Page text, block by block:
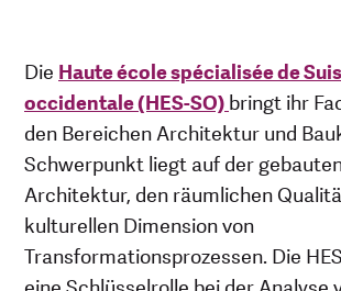
Die Haute école spécialisée de
occidentale (HES-SO) bringt ihr
den Bereichen Architektur und
Schwerpunkt liegt auf der
Architektur, den räumlichen
kulturellen Dimension von
Transformationsprozessen. Die